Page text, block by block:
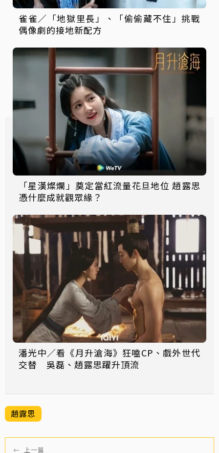
雀雀／「地獄里長」、「偷偷藏不住」挑戰
偶像劇的接地新配方
「星漢燦爛」奠定當紅流量花旦地位 趙露思
憑什麼成就觀眾緣？
潘光中／看《月升滄海》狂嗑CP、戲外世代
交替 吳磊、趙露思躍升頂流
趙露思
← 上一篇